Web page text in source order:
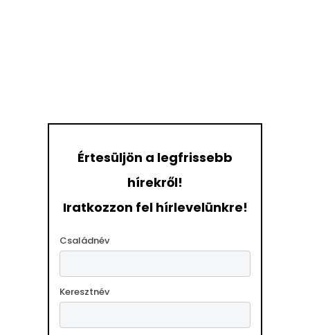
Értesüljön a legfrissebb
hírekről!
Iratkozzon fel hírlevelünkre!
Családnév
Keresztnév